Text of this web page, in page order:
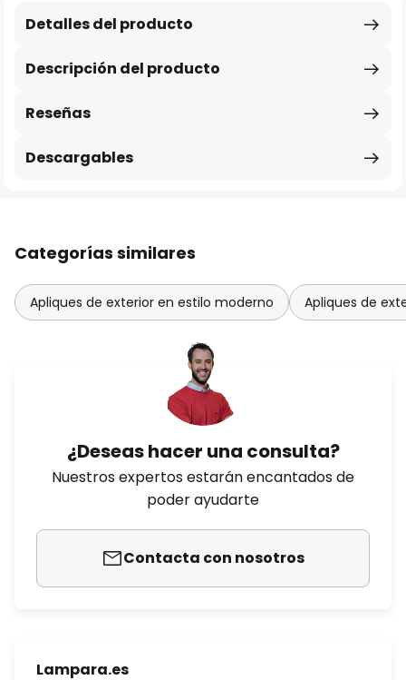
Descripción del producto
Detalles del producto
Reseñas
Descargables
Categorías similares
Apliques de exterior en estilo moderno Apliques de
¿Deseas hacer una consulta?
Nuestros expertos estarán encantados de
poder ayudarte
Contacta con nosotros
Lampara.es